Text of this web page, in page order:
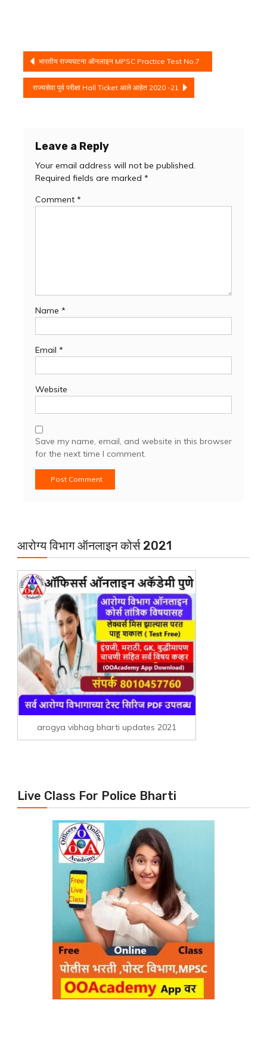
Post
navigation
भारतीय राज्यघटना ऑनलाइन MPSC Practice Test No.7
राज्यसेवा पुर्व परीक्षा Hall Ticket आले आहेत 2020 -21
Leave a Reply
Your email address will not be published.
Required fields are marked *
Comment *
Name *
Email *
Website
Save my name, email, and website in this browser
for the next time I comment.
आरोग्य विभाग ऑनलाइन कोर्स 2021
arogya vibhag bharti updates 2021
Live Class For Police Bharti